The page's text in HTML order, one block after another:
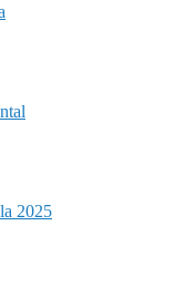
2025